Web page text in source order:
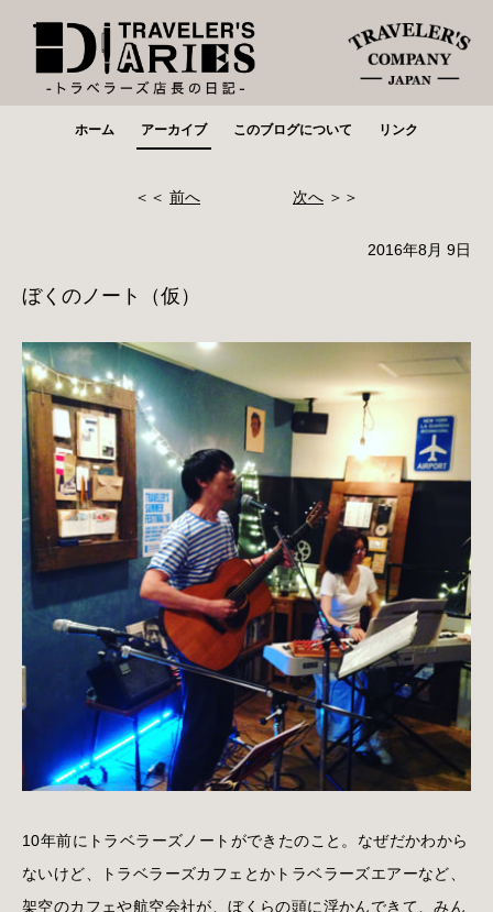
ホーム アーカイブ このブログについて リンク
＜＜ 前へ 次へ ＞＞
2016年8月 9日
ぼくのノート（仮）
10年前にトラベラーズノートができたのこと。なぜだかわから
ないけど、トラベラーズカフェとかトラベラーズエアーなど、
架空のカフェや航空会社が、ぼくらの頭に浮かんできて、みん